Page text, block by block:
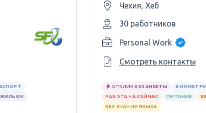
ЖИЛЬЕМ
Чехия, Хеб
30 работников
Personal Work
Смотреть контакты
ОТКЛИК БЕЗ АНКЕТЫ
РАБОТА НА СЕЙЧАС
ПИТАНИЕ
БЕЗ ЗНАНИЯ ЯЗЫКА